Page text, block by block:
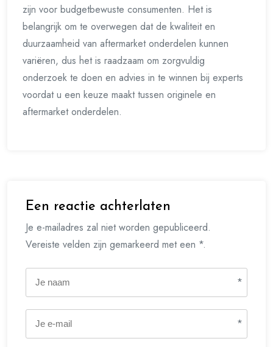
zijn voor budgetbewuste consumenten. Het is
belangrijk om te overwegen dat de kwaliteit en
duurzaamheid van aftermarket onderdelen kunnen
variëren, dus het is raadzaam om zorgvuldig
onderzoek te doen en advies in te winnen bij experts
voordat u een keuze maakt tussen originele en
aftermarket onderdelen.
Een reactie achterlaten
Je e-mailadres zal niet worden gepubliceerd.
Vereiste velden zijn gemarkeerd met een *.
*
*